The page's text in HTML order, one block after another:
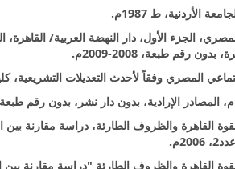
رقم طبعة، 2008-2009م.
القاهرة والظروف الطارئة، دراسة مقارنة بين
القاهرة والظروف الطارئة "دراسة مقارنة بين